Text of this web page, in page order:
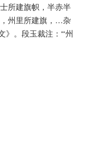
所建旗帜，半赤半
州里所建旗，…杂
。段玉裁注：“‘州